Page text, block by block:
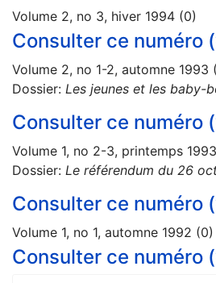
Volume 2, no 3, hiver 1994 (0)
Consulter ce numéro
Volume 2, no 1-2, automne 1993
Dossier: Les jeunes et les baby-
Consulter ce numéro
Volume 1, no 2-3, printemps
Dossier: Le référendum du 26
Consulter ce numéro
Volume 1, no 1, automne 1992 (0)
Consulter ce numéro